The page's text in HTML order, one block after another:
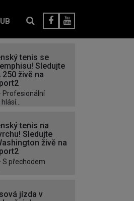
tenis se
Sledujte
250 živě na
Profesionální
tenis na
Sledujte
živě na
S přechodem
jízda v